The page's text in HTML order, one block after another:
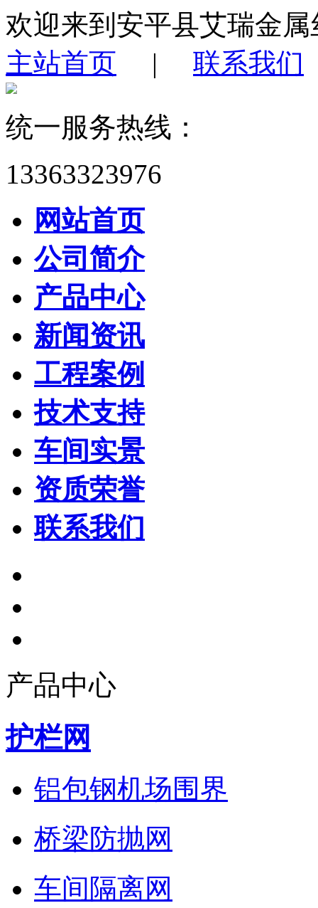
欢迎来到安平县艾瑞金
主站首页 | 联系我们
统一服务热线：
13363323976
网站首页
公司简介
产品中心
新闻资讯
工程案例
技术支持
车间实景
资质荣誉
联系我们
产品中心
护栏网
铝包钢机场围界
桥梁防抛网
车间隔离网